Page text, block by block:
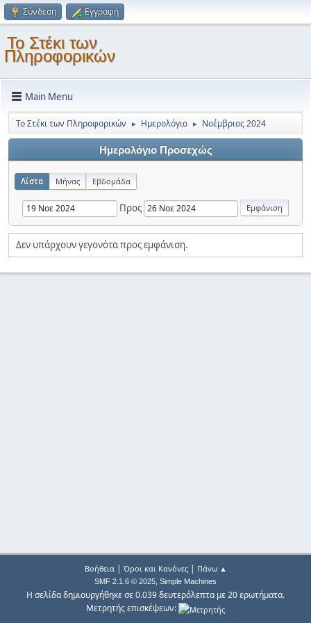
Σύνδεση Εγγραφή
Το Στέκι των
Πληροφορικών
Main Menu
Το Στέκι των Πληροφορικών ► Ημερολόγιο ► Νοέμβριος 2024
Ημερολόγιο Προσεχώς
Λίστα Μήνας Εβδομάδα
Προς
Δεν υπάρχουν γεγονότα προς εμφάνιση.
Βοήθεια| Όροι και Κανόνες| Πάνω ▲
SMF 2.1.6 © 2025, Simple Machines
Η σελίδα δημιουργήθηκε σε 0.039 δευτερόλεπτα με 20 ερωτήματα.
Μετρητής επισκέψεων: